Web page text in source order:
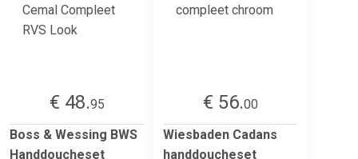
€ 48.95
Boss & Wessing BWS
Handdoucheset
€ 56.00
Wiesbaden Cadans
handdoucheset